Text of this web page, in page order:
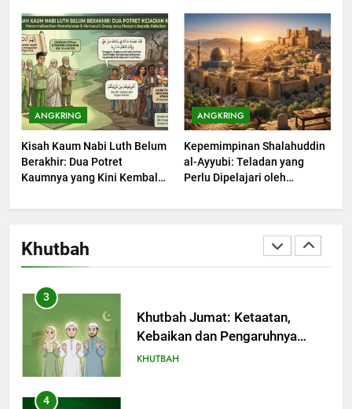
ANGKRING
Kisah Kaum Nabi Luth Belum
Berakhir: Dua Potret
Kaumnya yang Kini Kembali
ANGKRING
Kepemimpinan Shalahuddin
al-Ayyubi: Teladan yang
Perlu Dipelajari oleh
(2)
Khutbah
Dengki Tak Akan Pernah
Berjaya?
KHUTBAH
2
Khutbah Jumat: Melihat
Limpahan Nikmat Allah
KHUTBAH
Khutbah Jumat: Ketaatan,
Kebaikan dan Pengaruhnya
4
Khutbah Jumat: Safar Bukan
Bulan Sial
KHUTBAH
5